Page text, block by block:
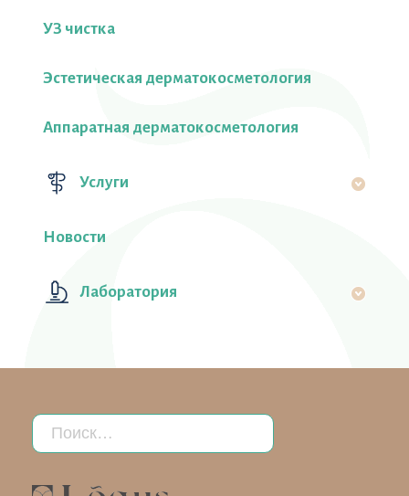
УЗ чистка
Эстетическая дерматокосметология
Аппаратная дерматокосметология
Услуги
Новости
Лаборатория